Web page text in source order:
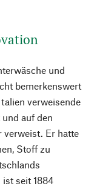
und
bemerkenswert
verweisende
auf den
verweist. Er hatte
Stoff zu
seit 1884